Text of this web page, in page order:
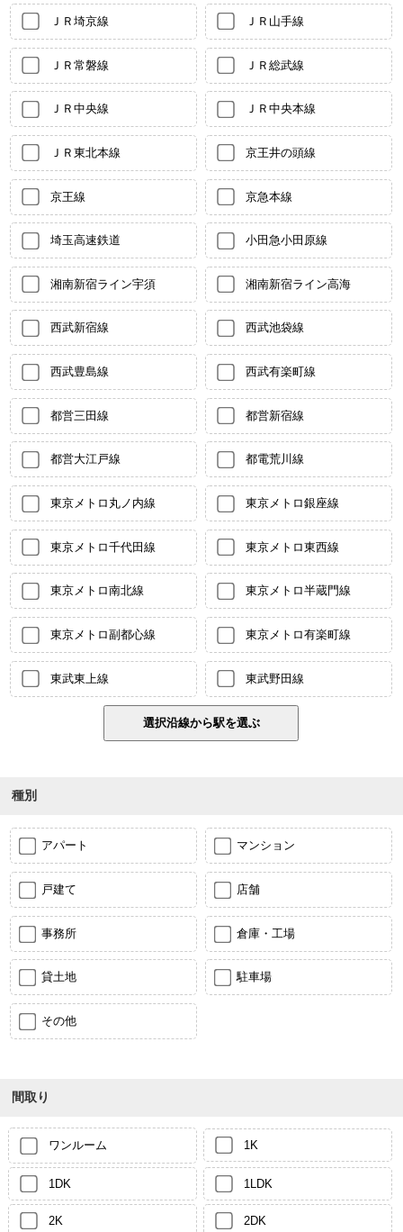
ＪＲ埼京線 ＪＲ山手線
ＪＲ常磐線 ＪＲ総武線
ＪＲ中央線 ＪＲ中央本線
ＪＲ東北本線 京王井の頭線
京王線 京急本線
埼玉高速鉄道 小田急小田原線
湘南新宿ライン宇須 湘南新宿ライン高海
西武新宿線 西武池袋線
西武豊島線 西武有楽町線
都営三田線 都営新宿線
都営大江戸線 都電荒川線
東京メトロ丸ノ内線 東京メトロ銀座線
東京メトロ千代田線 東京メトロ東西線
東京メトロ南北線 東京メトロ半蔵門線
東京メトロ副都心線 東京メトロ有楽町線
東武東上線 東武野田線
種別
アパート マンション
戸建て 店舗
事務所 倉庫・工場
貸土地 駐車場
その他
間取り
ワンルーム 1K
1DK 1LDK
2K 2DK